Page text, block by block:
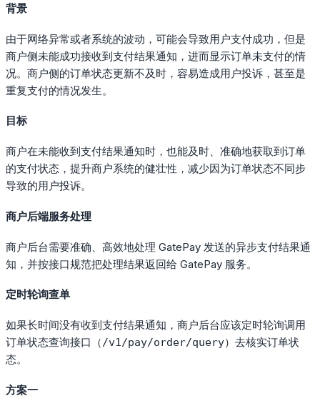
背景
由于网络异常或者系统的波动，可能会导致用户支付成功，但是
商户侧未能成功接收到支付结果通知，进而显示订单未支付的情
况。商户侧的订单状态更新不及时，容易造成用户投诉，甚至是
重复支付的情况发生。
目标
商户在未能收到支付结果通知时，也能及时、准确地获取到订单
的支付状态，提升商户系统的健壮性，减少因为订单状态不同步
导致的用户投诉。
商户后端服务处理
商户后台需要准确、高效地处理 GatePay 发送的异步支付结果通
知，并按接口规范把处理结果返回给 GatePay 服务。
定时轮询查单
如果长时间没有收到支付结果通知，商户后台应该定时轮询调用
订单状态查询接口（/v1/pay/order/query）去核实订单状
态。
方案一